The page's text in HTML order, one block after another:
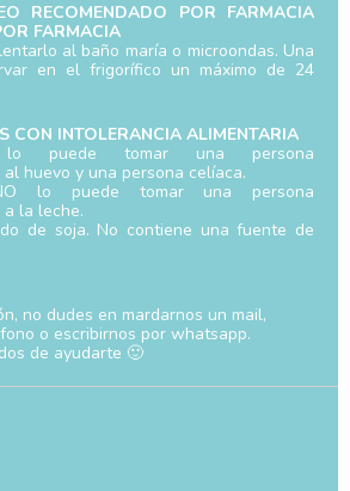
RECOMENDADO POR FARMACIA
FARMACIA
al baño maría o microondas. Una
en el frigorífico un máximo de 24
CON INTOLERANCIA ALIMENTARIA
lo puede tomar una persona
huevo y una persona celíaca.
lo puede tomar una persona
la leche.
de soja. No contiene una fuente de
no dudes en mardarnos un mail,
o escribirnos por whatsapp.
de ayudarte 🙂